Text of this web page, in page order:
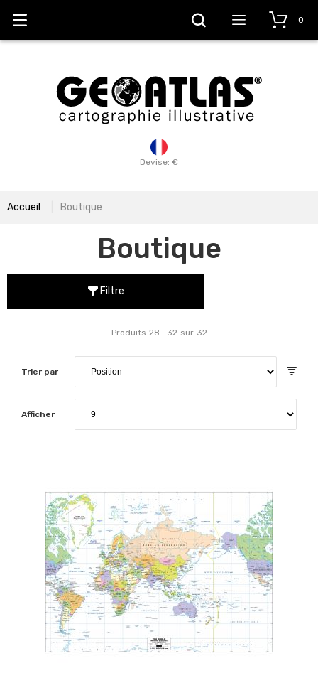
Devise: €
0
Accueil Boutique
Boutique
Filtre
Trier par
Produits 28- 32 sur 32
Afficher